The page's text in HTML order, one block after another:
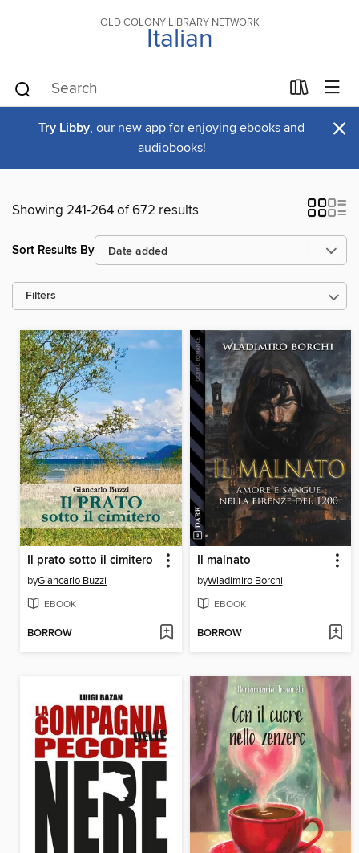
OLD COLONY LIBRARY NETWORK
Italian
Try Libby, our new app for enjoying ebooks and
audiobooks!
×
Showing 241-264 of 672 results
Sort Results By
Filters
Il prato sotto il cimitero
byGiancarlo Buzzi
EBOOK
BORROW
Il malnato
byWladimiro Borchi
EBOOK
BORROW